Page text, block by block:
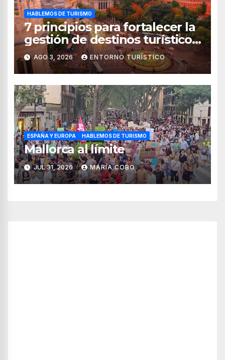
HABLEMOS DE TURISMO
7 principios para fortalecer la
gestión de destinos turísticos,
según el WTTC
AGO 3, 2026 ENTORNO TURÍSTICO
ESPAÑA Y EUROPA HABLEMOS DE TURISMO
Mallorca al límite
JUL 31, 2026 MARÍA COBO